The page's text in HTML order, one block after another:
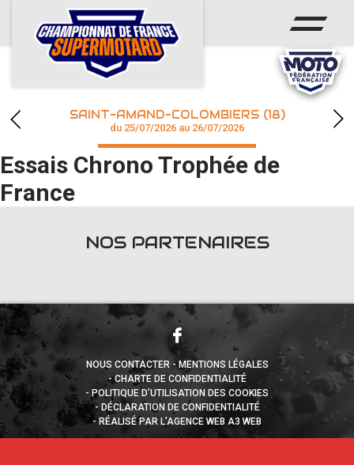
ACCUEIL
ACTUS
CALENDRIER
CHAMPIONNAT
RÉSULTATS
PHOTOS / WEB TV
SAINT-AMAND-COLOMBIERS (18)
du 25/07/2026 au 26/07/2026
Essais Chrono Trophée de
France
NOS PARTENAIRES
NOUS CONTACTER
MENTIONS LÉGALES
CHARTE DE CONFIDENTIALITÉ
POLITIQUE D’UTILISATION DES COOKIES
DÉCLARATION DE CONFIDENTIALITÉ
RÉALISÉ PAR L’AGENCE WEB A3 WEB